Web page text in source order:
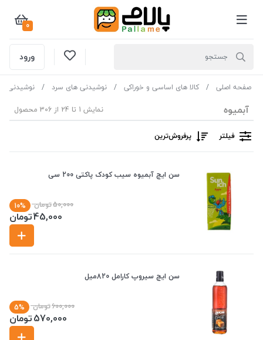
0
ورود
صفحه اصلی کالا های اساسی و خوراکی نوشیدنی های سرد نوشیدنی
آبمیوه نمایش 1 تا 24 از 306 محصول
فیلتر پرفروش‌ترین‌
سن ایچ آبمیوه سیب کودک پاکتی 200 سی
50,000تومان 10%
45,000تومان
سن ایچ سیروپ کارامل 820میل
600,000تومان 5%
570,000تومان